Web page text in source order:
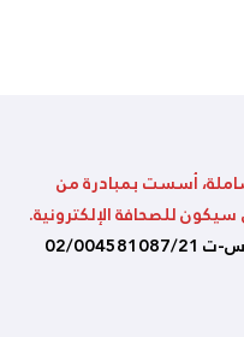
أسست بمبادرة من
للصحافة الإلكترونية.
تصدر عن – وكالة الصحافة والإتصالات . س-ت 02/004581087/21